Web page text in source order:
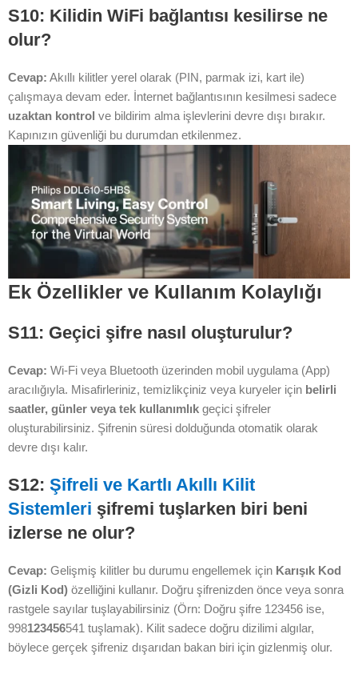
S10: Kilidin WiFi bağlantısı kesilirse ne
olur?
Cevap: Akıllı kilitler yerel olarak (PIN, parmak izi, kart ile)
çalışmaya devam eder. İnternet bağlantısının kesilmesi sadece
uzaktan kontrol ve bildirim alma işlevlerini devre dışı bırakır.
Kapınızın güvenliği bu durumdan etkilenmez.
Ek Özellikler ve Kullanım Kolaylığı
S11: Geçici şifre nasıl oluşturulur?
Cevap: Wi-Fi veya Bluetooth üzerinden mobil uygulama (App)
aracılığıyla. Misafirleriniz, temizlikçiniz veya kuryeler için belirli
saatler, günler veya tek kullanımlık geçici şifreler
oluşturabilirsiniz. Şifrenin süresi dolduğunda otomatik olarak
devre dışı kalır.
S12: Şifreli ve Kartlı Akıllı Kilit
Sistemleri şifremi tuşlarken biri beni
izlerse ne olur?
Cevap: Gelişmiş kilitler bu durumu engellemek için Karışık Kod
(Gizli Kod) özelliğini kullanır. Doğru şifrenizden önce veya sonra
rastgele sayılar tuşlayabilirsiniz (Örn: Doğru şifre 123456 ise,
998123456541 tuşlamak). Kilit sadece doğru dizilimi algılar,
böylece gerçek şifreniz dışarıdan bakan biri için gizlenmiş olur.